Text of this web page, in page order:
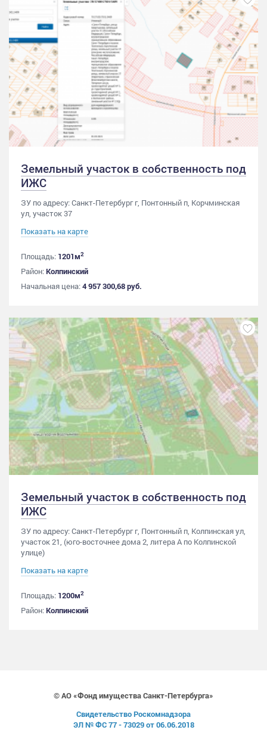
Земельный участок в собственность под
ИЖС
ЗУ по адресу: Санкт-Петербург г, Понтонный п, Корчминская
ул, участок 37
Показать на карте
Площадь: 1201м2
Район:Колпинский
Начальная цена:4 957 300,68 руб.
Земельный участок в собственность под
ИЖС
ЗУ по адресу: Санкт-Петербург г, Понтонный п, Колпинская ул,
участок 21, (юго-восточнее дома 2, литера А по Колпинской
улице)
Показать на карте
Площадь: 1200м2
Район:Колпинский
© АО «Фонд имущества Санкт-Петербурга»
Свидетельство Роскомнадзора
ЭЛ № ФС 77 - 73029 от 06.06.2018